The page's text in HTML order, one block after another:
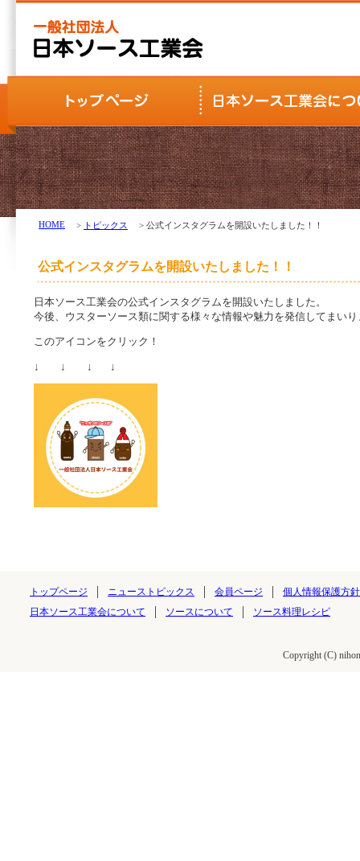
HOME > トピックス > 公式インスタグラムを開設いたしました！！
公式インスタグラムを開設いたしました！！
日本ソース工業会の公式インスタグラムを開設いたしました。
今後、ウスターソース類に関する様々な情報や魅力を発信してまい
このアイコンをクリック！
↓ ↓ ↓ ↓
トップページ ニューストピックス 会員ページ
個人情報保護方針
日本ソース工業会について
ソースについて ソース料理レシピ
Copyright (C)